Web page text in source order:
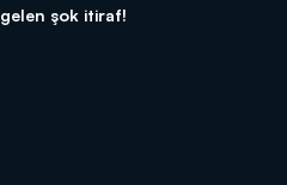
gelen şok itiraf!